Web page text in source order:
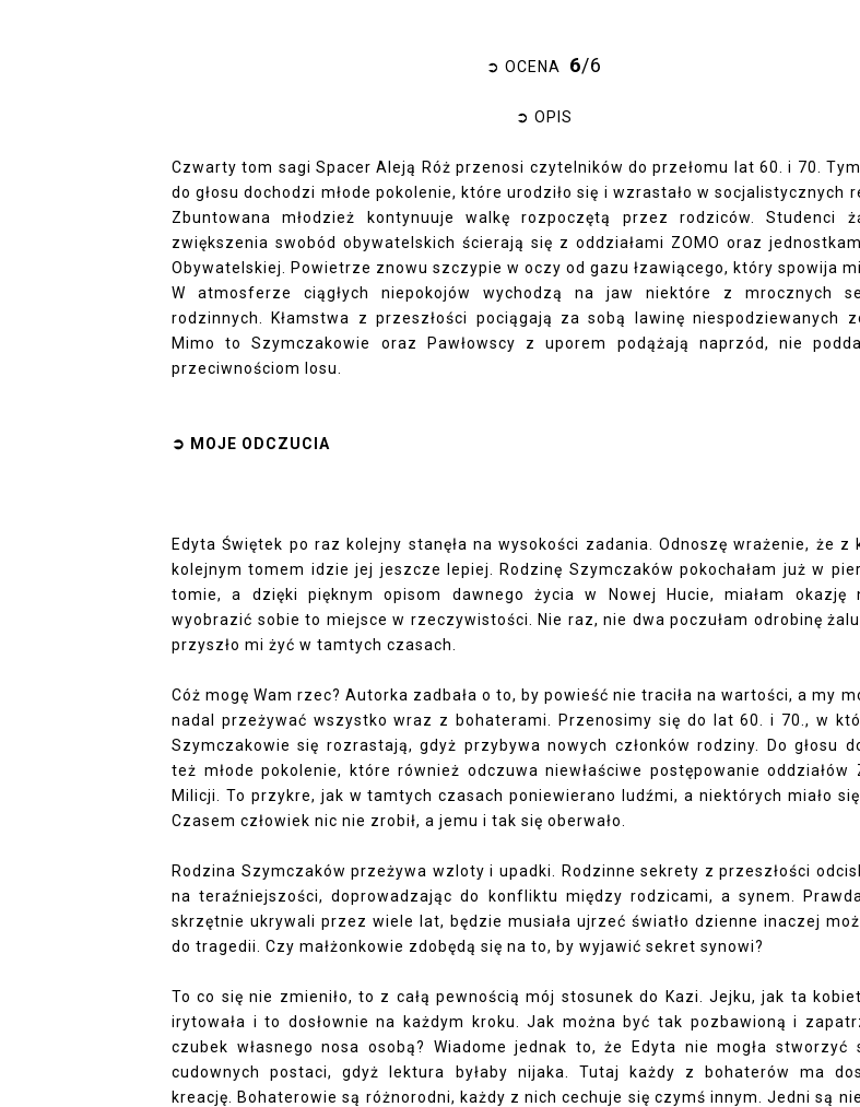
➲ OCENA 6/6
➲ OPIS
Czwarty tom sagi Spacer Aleją Róż przenosi czytelników do przełomu lat 60. i 70.
do głosu dochodzi młode pokolenie, które urodziło się i wzrastało w socjalistycznych
Zbuntowana młodzież kontynuuje walkę rozpoczętą przez rodziców. Studenci
zwiększenia swobód obywatelskich ścierają się z oddziałami ZOMO oraz
Obywatelskiej. Powietrze znowu szczypie w oczy od gazu łzawiącego, który spowija
W atmosferze ciągłych niepokojów wychodzą na jaw niektóre z mrocznych
rodzinnych. Kłamstwa z przeszłości pociągają za sobą lawinę niespodziewanych
Mimo to Szymczakowie oraz Pawłowscy z uporem podążają naprzód, nie
przeciwnościom losu.
➲ MOJE ODCZUCIA
Edyta Świętek po raz kolejny stanęła na wysokości zadania. Odnoszę wrażenie, że z
kolejnym tomem idzie jej jeszcze lepiej. Rodzinę Szymczaków pokochałam już w
tomie, a dzięki pięknym opisom dawnego życia w Nowej Hucie, miałam okazję
wyobrazić sobie to miejsce w rzeczywistości. Nie raz, nie dwa poczułam odrobinę
przyszło mi żyć w tamtych czasach.
Cóż mogę Wam rzec? Autorka zadbała o to, by powieść nie traciła na wartości, a my
nadal przeżywać wszystko wraz z bohaterami. Przenosimy się do lat 60. i 70., w
Szymczakowie się rozrastają, gdyż przybywa nowych członków rodziny. Do głosu
też młode pokolenie, które również odczuwa niewłaściwe postępowanie oddziałów
Milicji. To przykre, jak w tamtych czasach poniewierano ludźmi, a niektórych miało się
Czasem człowiek nic nie zrobił, a jemu i tak się oberwało.
Rodzina Szymczaków przeżywa wzloty i upadki. Rodzinne sekrety z przeszłości
na teraźniejszości, doprowadzając do konfliktu między rodzicami, a synem.
skrzętnie ukrywali przez wiele lat, będzie musiała ujrzeć światło dzienne inaczej
do tragedii. Czy małżonkowie zdobędą się na to, by wyjawić sekret synowi?
To co się nie zmieniło, to z całą pewnością mój stosunek do Kazi. Jejku, jak ta
irytowała i to dosłownie na każdym kroku. Jak można być tak pozbawioną i
czubek własnego nosa osobą? Wiadome jednak to, że Edyta nie mogła stworzyć
cudownych postaci, gdyż lektura byłaby nijaka. Tutaj każdy z bohaterów ma
kreację. Bohaterowie są różnorodni, każdy z nich cechuje się czymś innym. Jedni są